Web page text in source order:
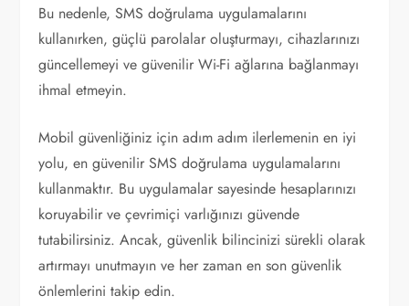
Bu nedenle, SMS doğrulama uygulamalarını
kullanırken, güçlü parolalar oluşturmayı, cihazlarınızı
güncellemeyi ve güvenilir Wi-Fi ağlarına bağlanmayı
ihmal etmeyin.
Mobil güvenliğiniz için adım adım ilerlemenin en iyi
yolu, en güvenilir SMS doğrulama uygulamalarını
kullanmaktır. Bu uygulamalar sayesinde hesaplarınızı
koruyabilir ve çevrimiçi varlığınızı güvende
tutabilirsiniz. Ancak, güvenlik bilincinizi sürekli olarak
artırmayı unutmayın ve her zaman en son güvenlik
önlemlerini takip edin.